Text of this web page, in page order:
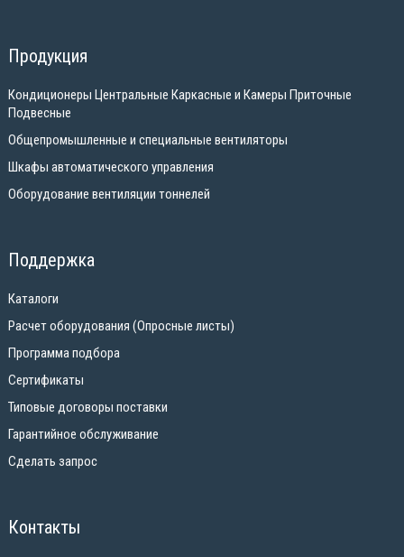
Продукция
Кондиционеры Центральные Каркасные и Камеры Приточные
Подвесные
Общепромышленные и специальные вентиляторы
Шкафы автоматического управления
Оборудование вентиляции тоннелей
Поддержка
Каталоги
Расчет оборудования (Опросные листы)
Программа подбора
Сертификаты
Типовые договоры поставки
Гарантийное обслуживание
Сделать запрос
Контакты